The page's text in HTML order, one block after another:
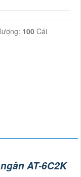
100 Cái
AT-6C2K